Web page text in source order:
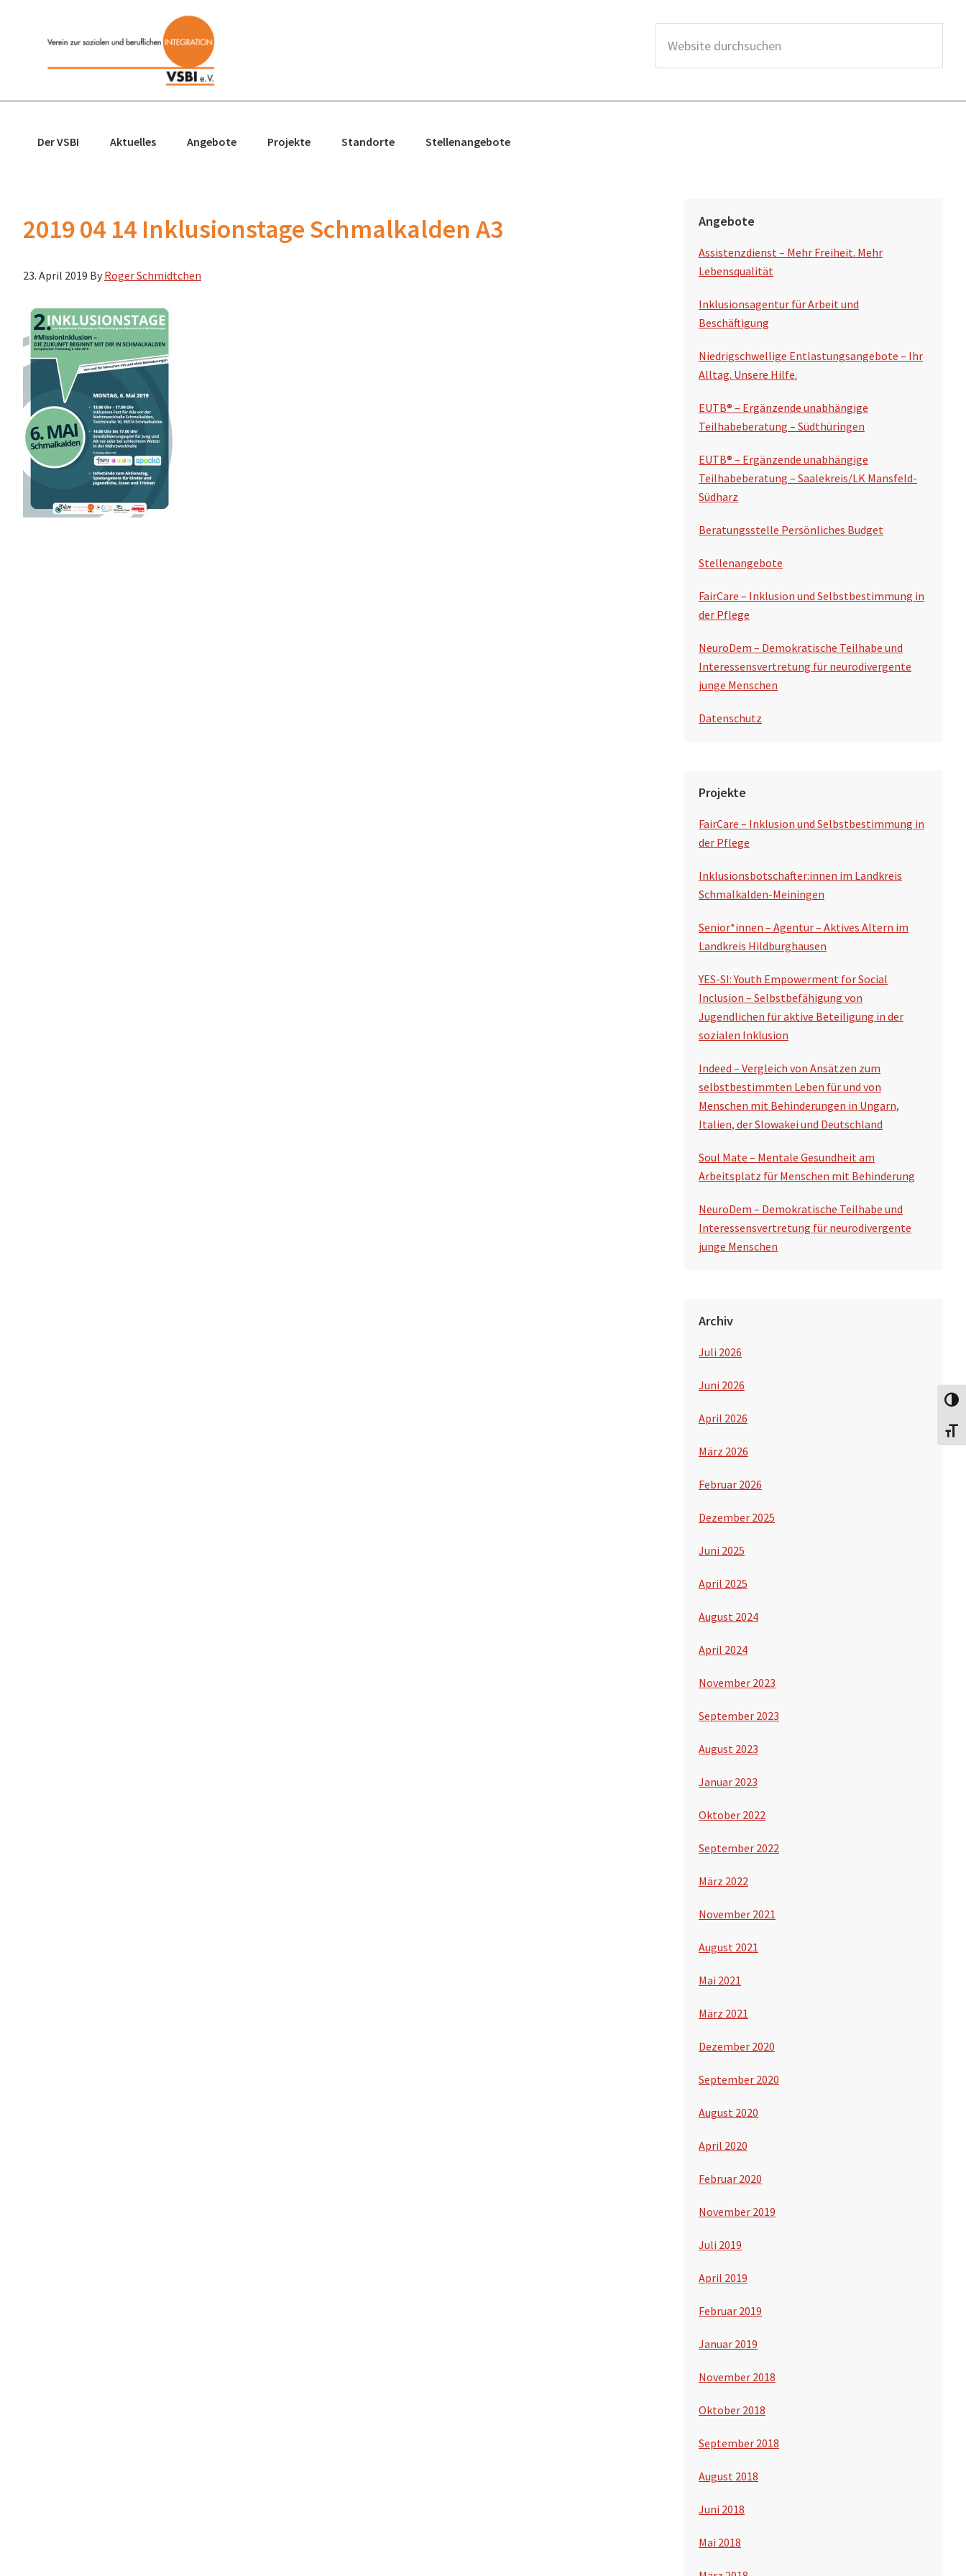
Hauptnavigation
Seitenspalte
Fußzeile
s
Der VSBI Aktuelles Angebote Projekte Standorte Stellenangebote
2019 04 14 Inklusionstage Schmalkalden A3
23. April 2019 By Roger Schmidtchen
Angebote
Assistenzdienst – Mehr Freiheit. Mehr
Lebensqualität
Inklusionsagentur für Arbeit und
Beschäftigung
Niedrigschwellige Entlastungsangebote – Ihr
Alltag. Unsere Hilfe.
EUTB® – Ergänzende unabhängige
Teilhabeberatung – Südthüringen
EUTB® – Ergänzende unabhängige
Teilhabeberatung – Saalekreis/LK Mansfeld-
Südharz
Beratungsstelle Persönliches Budget
Stellenangebote
FairCare – Inklusion und Selbstbestimmung in
der Pflege
NeuroDem – Demokratische Teilhabe und
Interessensvertretung für neurodivergente
junge Menschen
Datenschutz
Projekte
FairCare – Inklusion und Selbstbestimmung in
der Pflege
Inklusionsbotschafter:innen im Landkreis
Schmalkalden-Meiningen
Senior*innen – Agentur – Aktives Altern im
Landkreis Hildburghausen
YES-SI: Youth Empowerment for Social
Inclusion – Selbstbefähigung von
Jugendlichen für aktive Beteiligung in der
sozialen Inklusion
Indeed – Vergleich von Ansätzen zum
selbstbestimmten Leben für und von
Menschen mit Behinderungen in Ungarn,
Italien, der Slowakei und Deutschland
Soul Mate – Mentale Gesundheit am
Arbeitsplatz für Menschen mit Behinderung
NeuroDem – Demokratische Teilhabe und
Interessensvertretung für neurodivergente
junge Menschen
Archiv
Juli 2026
Juni 2026
April 2026
März 2026
Februar 2026
Dezember 2025
Juni 2025
April 2025
August 2024
April 2024
November 2023
September 2023
August 2023
Januar 2023
Oktober 2022
September 2022
März 2022
November 2021
August 2021
Mai 2021
März 2021
Dezember 2020
September 2020
August 2020
April 2020
Februar 2020
November 2019
Juli 2019
April 2019
Februar 2019
Januar 2019
November 2018
Oktober 2018
September 2018
August 2018
Juni 2018
Mai 2018